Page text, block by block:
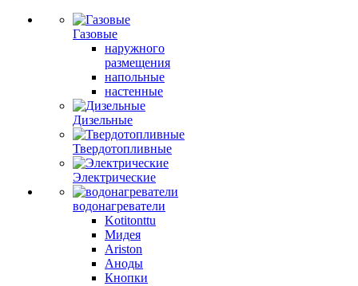
Газовые
наружного
размещения
напольные
настенные
Дизельные
Твердотопливные
Электрические
водонагреватели
Kotitonttu
Мидея
Ariston
Аноды
Кнопки